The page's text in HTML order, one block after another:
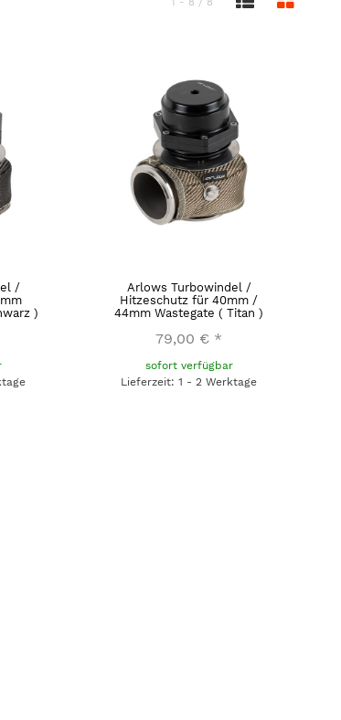
/
)
Arlows Turbowindel /
Hitzeschutz für 40mm /
44mm Wastegate ( Titan )
79,00 € *
sofort verfügbar
Lieferzeit: 1 - 2 Werktage